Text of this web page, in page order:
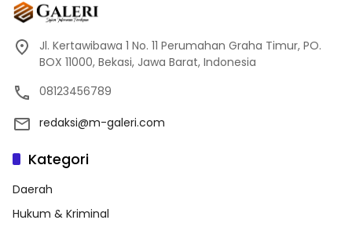
Jl. Kertawibawa 1 No. 11 Perumahan Graha Timur, PO.
BOX 11000, Bekasi, Jawa Barat, Indonesia
08123456789
redaksi@m-galeri.com
Kategori
Daerah
Hukum & Kriminal